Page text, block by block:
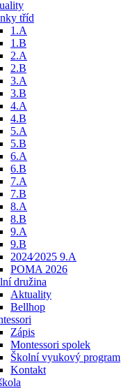
tříd
1.A
1.B
2.A
2.B
3.A
3.B
4.A
4.B
5.A
5.B
6.A
6.B
7.A
7.B
8.A
8.B
9.A
9.B
2024⁄2025 9.A
POMA 2026
družina
Aktuality
Bellhop
Zápis
Montessori spolek
Školní vyukový program
Kontakt